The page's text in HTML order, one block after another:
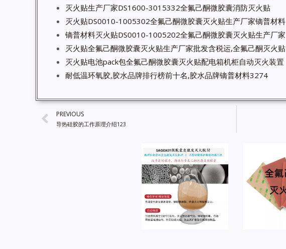
灭火贴生产厂家DS1600-3015332全氟己酮微胶囊消防灭火贴
灭火贴DS0010-1005302全氟己酮微胶囊灭火贴生产厂家镝普材料
镝普材料灭火贴DS0010-1005202全氟己酮微胶囊灭火贴生产厂家
灭火贴全氟己酮微胶囊灭火贴生产厂家批发含税运,全氟己酮灭火贴
灭火贴电池pack包全氟己酮微胶囊灭火贴配电箱机柜自动灭火装置
耐低温环氧胶,胶水品牌排行榜前十名,胶水品牌镝普材料3274
PREVIOUS
导热硅胶的工作原理介绍123